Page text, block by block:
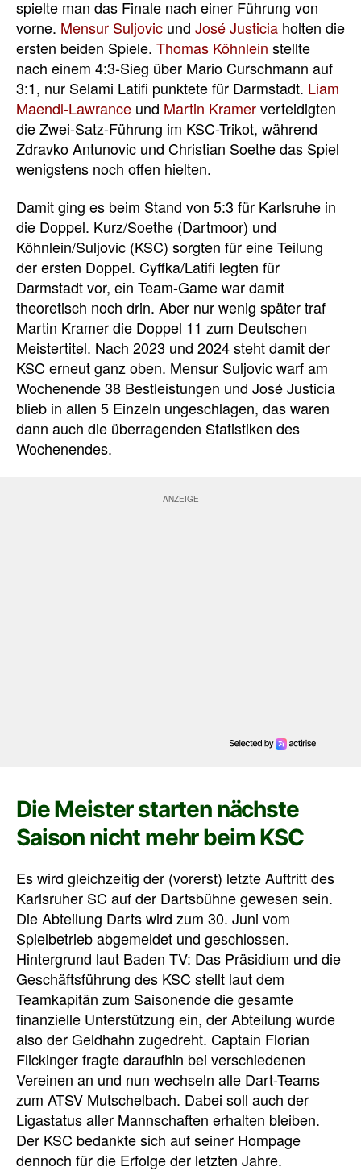
spielte man das Finale nach einer Führung von
vorne. Mensur Suljovic und José Justicia holten die
ersten beiden Spiele. Thomas Köhnlein stellte
nach einem 4:3-Sieg über Mario Curschmann auf
3:1, nur Selami Latifi punktete für Darmstadt. Liam
Maendl-Lawrance und Martin Kramerverteidigten
die Zwei-Satz-Führung im KSC-Trikot, während
Zdravko Antunovic und Christian Soethe das Spiel
wenigstens noch offen hielten.
Damit ging es beim Stand von 5:3 für Karlsruhe in
die Doppel. Kurz/Soethe (Dartmoor) und
Köhnlein/Suljovic (KSC) sorgten für eine Teilung
der ersten Doppel. Cyffka/Latifi legten für
Darmstadt vor, ein Team-Game war damit
theoretisch noch drin. Aber nur wenig später traf
Martin Kramer die Doppel 11 zum Deutschen
Meistertitel. Nach 2023 und 2024 steht damit der
KSC erneut ganz oben. Mensur Suljovic warf am
Wochenende 38 Bestleistungen und José Justicia
blieb in allen 5 Einzeln ungeschlagen, das waren
dann auch die überragenden Statistiken des
Wochenendes.
Die Meister starten nächste
Saison nicht mehr beim KSC
Es wird gleichzeitig der (vorerst) letzte Auftritt des
Karlsruher SC auf der Dartsbühne gewesen sein.
Die Abteilung Darts wird zum 30. Juni vom
Spielbetrieb abgemeldet und geschlossen.
Hintergrund laut Baden TV: Das Präsidium und die
Geschäftsführung des KSC stellt laut dem
Teamkapitän zum Saisonende die gesamte
finanzielle Unterstützung ein, der Abteilung wurde
also der Geldhahn zugedreht. Captain Florian
Flickinger fragte daraufhin bei verschiedenen
Vereinen an und nun wechseln alle Dart-Teams
zum ATSV Mutschelbach. Dabei soll auch der
Ligastatus aller Mannschaften erhalten bleiben.
Der KSC bedankte sich auf seiner Hompage
dennoch für die Erfolge der letzten Jahre.